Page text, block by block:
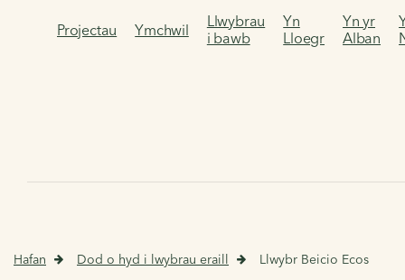
Projectau Ymchwil
Llwybrau
i bawb
Yn
Lloegr
Yn yr
Alban
Hafan Dod o hyd i lwybrau eraill Llwybr Beicio Ecos